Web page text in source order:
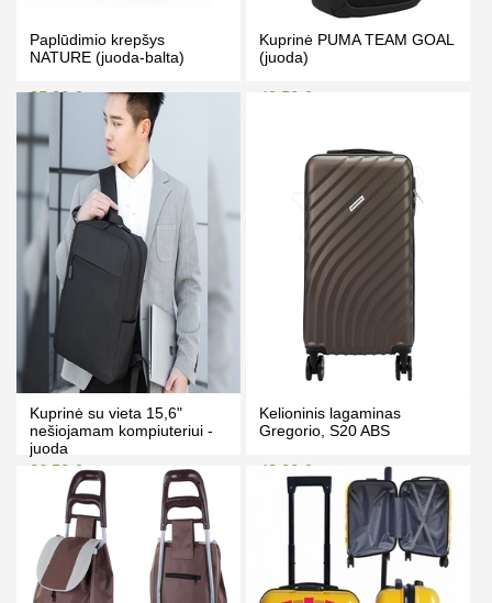
Paplūdimio krepšys
NATURE (juoda-balta)
25.00 €
Kaina prisijungus
29.00 €
PIRKTI
Kuprinė PUMA TEAM GOAL
(juoda)
49.50 €
PIRKTI
Kuprinė su vieta 15,6"
nešiojamam kompiuteriui -
juoda
26.50 €
Kaina prisijungus
PIRKTI
Kelioninis lagaminas
Gregorio, S20 ABS
49.00 €
Kaina prisijungus
55.00 €
PIRKTI